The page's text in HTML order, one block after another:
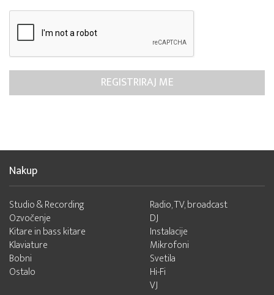
Nakup
Studio & Recording
Ozvočenje
Kitare in bass kitare
Klaviature
Bobni
Ostalo
Radio, TV, broadcast
DJ
Instalacije
Mikrofoni
Svetila
Hi-Fi
VJ